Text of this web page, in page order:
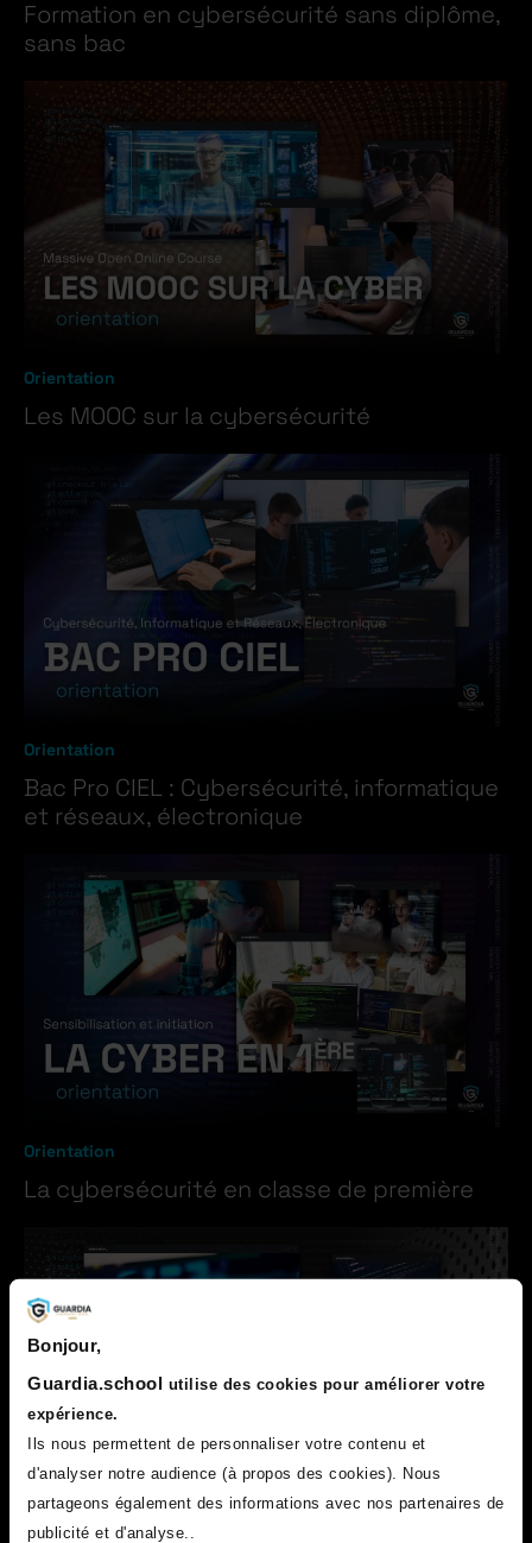
Bonjour,
Guardia.school utilise des cookies pour améliorer votre
expérience.
Ils nous permettent de personnaliser votre contenu et
d'analyser notre audience (à propos des cookies). Nous
partageons également des informations avec nos partenaires de
publicité et d'analyse..
Formation en cybersécurité sans diplôme,
sans bac
Orientation
Les MOOC sur la cybersécurité
Orientation
Bac Pro CIEL : Cybersécurité, informatique
et réseaux, électronique
Orientation
La cybersécurité en classe de première
Orientation